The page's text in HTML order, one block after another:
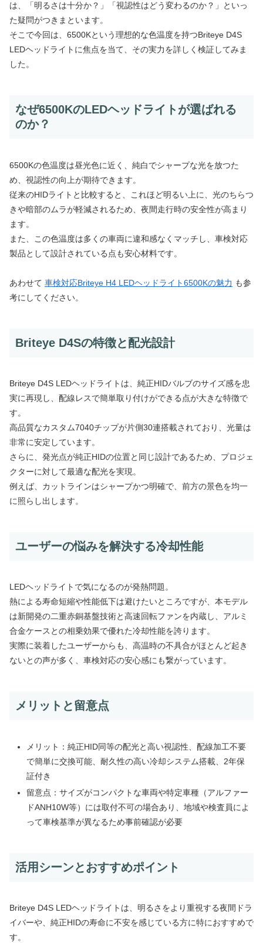
は、「明るさは十分か？」「視認性はどう変わるのか？」といっ
た疑問がつきまといます。
そこで今回は、6500Kという理想的な色温度を持つBriteye D4S
LEDヘッドライトに焦点を当て、その実力を詳しく検証してみま
した。
なぜ6500KのLEDヘッドライトが選ばれる
のか？
6500Kの色温度は昼光色に近く、純白でシャープな光を放つた
め、視認性の向上が期待できます。
従来のHIDライトと比較すると、これほど明るい上に、光のちらつ
きや暗部のムラが軽減されるため、夜間走行時の安全性が高まり
ます。
また、この色温度は多くの車両に違和感なくマッチし、車検対応
製品として設計されている点も安心材料です。
あわせて 車検対応Briteye H4 LEDヘッドライト6500Kの魅力 も参
考にしてください。
Briteye D4Sの特徴と配光設計
Briteye D4S LEDヘッドライトは、純正HIDバルブのサイズ感を忠
実に再現し、配線レスで簡単取り付けができる点が大きな特徴で
す。
高品質なカスタム7040チップが片側30連搭載されており、光量は
非常に安定しています。
さらに、発光点が純正HIDの位置と同じ設計であるため、プロジェ
クターに対して最適な配光を実現。
例えば、カットラインはシャープかつ明確で、前方の景色を均一
に照らし出します。
ユーザーの悩みを解決する冷却性能
LEDヘッドライトで気になるのが発熱問題。
熱による寿命短縮や性能低下は避けたいところですが、本モデル
は新開発の二重赤銅基盤技術と高速回転ファンを内蔵し、アルミ
合金ケースとの相乗効果で優れた冷却性能を誇ります。
実際に装着したユーザーからも、高温時の不具合がほとんど起き
ないとの声が多く、車検対応の安心感にも繋がっています。
メリットと留意点
メリット：純正HID同等の配光と高い視認性、配線加工不要
で簡単に交換可能、耐久性の高い冷却システム搭載、2年保
証付き
留意点：サイズがコンパクトな車両や特定車種（アルファー
ドANH10W等）には取付不可の場合あり、地域や検査員によ
って車検基準が異なるため事前確認が必要
活用シーンとおすすめポイント
Briteye D4S LEDヘッドライトは、明るさをより重視する夜間ドラ
イバーや、純正HIDの寿命に不安を感じている方に特におすすめで
す。